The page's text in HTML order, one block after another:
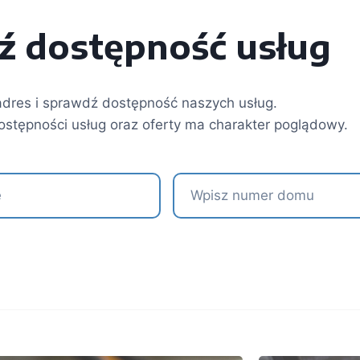
dostępność usług
i sprawdź dostępność naszych usług.
usług oraz oferty ma charakter poglądowy.